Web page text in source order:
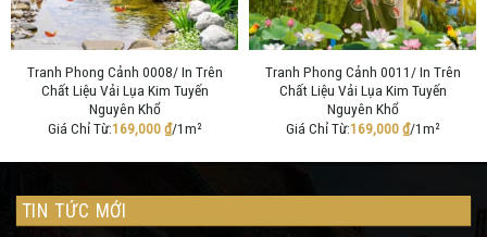
Tranh Phong Cảnh 0008/ In Trên
Chất Liệu Vải Lụa Kim Tuyến
Nguyên Khổ
Giá Chỉ Từ:169,000₫/1m²
Tranh Phong Cảnh 0011/ In Trên
Chất Liệu Vải Lụa Kim Tuyến
Nguyên Khổ
Giá Chỉ Từ:169,000₫/1m²
TIN TỨC MỚI